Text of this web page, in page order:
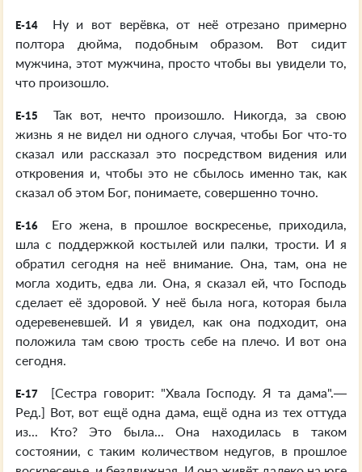
E-14
Ну и вот верёвка, от неё отрезано примерно
полтора дюйма, подобным образом. Вот сидит
мужчина, этот мужчина, просто чтобы вы увидели то,
что произошло.
E-15
Так вот, нечто произошло. Никогда, за свою
жизнь я не видел ни одного случая, чтобы Бог что-то
сказал или рассказал это посредством видения или
откровения и, чтобы это не сбылось именно так, как
сказал об этом Бог, понимаете, совершенно точно.
E-16
Его жена, в прошлое воскресенье, приходила,
шла с поддержкой костылей или палки, трости. И я
обратил сегодня на неё внимание. Она, там, она не
могла ходить, едва ли. Она, я сказал ей, что Господь
сделает её здоровой. У неё была нога, которая была
одеревеневшей. И я увидел, как она подходит, она
положила там свою трость себе на плечо. И вот она
сегодня.
E-17
[Сестра говорит: "Хвала Господу. Я та дама".—
Ред.] Вот, вот ещё одна дама, ещё одна из тех оттуда
из... Кто? Это была... Она находилась в таком
состоянии, с таким количеством недугов, в прошлое